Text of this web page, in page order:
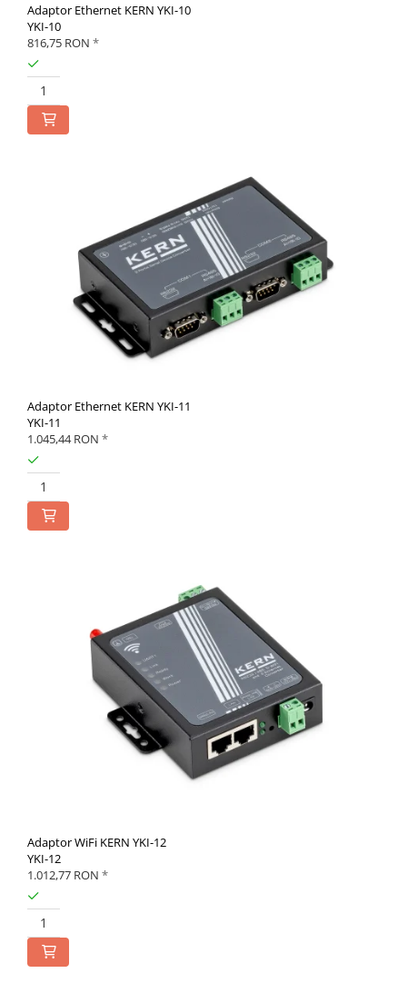
Adaptor Ethernet KERN YKI-10
YKI-10
816,75 RON *
Adaptor Ethernet KERN YKI-11
YKI-11
1.045,44 RON *
Adaptor WiFi KERN YKI-12
YKI-12
1.012,77 RON *